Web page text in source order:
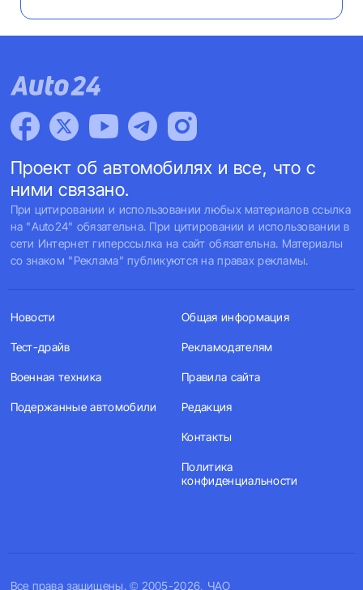
Проект об автомобилях и все, что с
ними связано.
При цитировании и использовании любых материалов ссылка
на "Auto24" обязательна. При цитировании и использовании в
сети Интернет гиперссылка на сайт обязательна. Материалы
со знаком "Реклама" публикуются на правах рекламы.
Все права защищены. © 2005-2026, ЧАО
Новости
Тест-драйв
Военная техника
Подержанные автомобили
Общая информация
Рекламодателям
Правила сайта
Редакция
Контакты
Политика
конфиденциальности